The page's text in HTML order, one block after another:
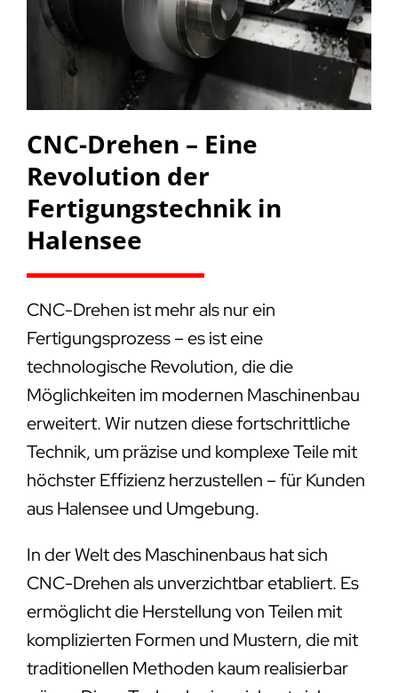
CNC-Drehen – Eine
Revolution der
Fertigungstechnik in
Halensee
CNC-Drehen ist mehr als nur ein
Fertigungsprozess – es ist eine
technologische Revolution, die die
Möglichkeiten im modernen Maschinenbau
erweitert. Wir nutzen diese fortschrittliche
Technik, um präzise und komplexe Teile mit
höchster Effizienz herzustellen – für Kunden
aus Halensee und Umgebung.
In der Welt des Maschinenbaus hat sich
CNC-Drehen als unverzichtbar etabliert. Es
ermöglicht die Herstellung von Teilen mit
komplizierten Formen und Mustern, die mit
traditionellen Methoden kaum realisierbar